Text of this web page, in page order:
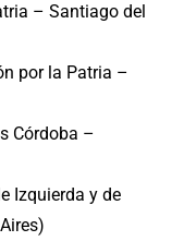
– Santiago del
por la Patria –
Córdoba –
Izquierda y de